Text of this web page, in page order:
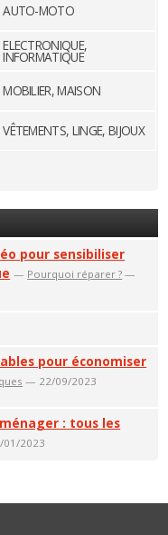
AUTO-MOTO
ELECTRONIQUE,
INFORMATIQUE
MOBILIER, MAISON
VÊTEMENTS, LINGE, BIJOUX
pour sensibiliser
— Pourquoi réparer ? —
pour économiser
— 22/09/2023
: tous les
2023